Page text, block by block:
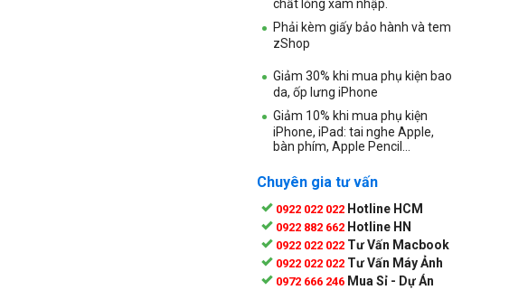
chất lỏng xâm nhập.
Phải kèm giấy bảo hành và tem
zShop
Giảm 30% khi mua phụ kiện bao
da, ốp lưng iPhone
Giảm 10% khi mua phụ kiện
iPhone, iPad: tai nghe Apple,
bàn phím, Apple Pencil...
Chuyên gia tư vấn
0922 022 022 Hotline HCM
0922 882 662 Hotline HN
0922 022 022 Tư Vấn Macbook
0922 022 022 Tư Vấn Máy Ảnh
0972 666 246 Mua Sỉ - Dự Án